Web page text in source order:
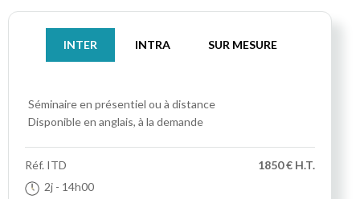
INTER INTRA SUR MESURE
Séminaire en présentiel ou à distance
Disponible en anglais, à la demande
Réf. ITD
2j - 14h00
1850 € H.T.